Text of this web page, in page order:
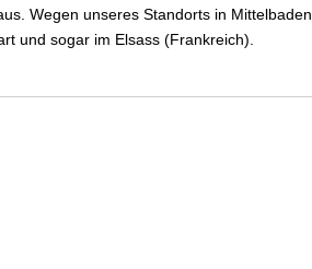
Wegen unseres Standorts in Mittelbaden
und sogar im Elsass (Frankreich).